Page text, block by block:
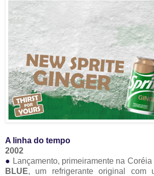
A linha do tempo
2002
● Lançamento, primeiramente na
BLUE, um refrigerante original com